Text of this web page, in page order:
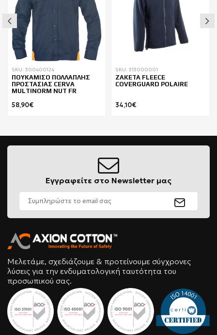
SKU: 300400124
ΠΟΥΚΑΜΙΣΟ ΠΟΛΛΑΠΛΗΣ
ΠΡΟΣΤΑΣΙΑΣ CERVA
MULTINORM NUT FR
58,90€
SKU: 313000001
ΖΑΚΕΤΑ FLEECE
COVERGUARD POLAIRE
34,10€
Εγγραφείτε στο Newsletter μας
Μελετάμε, σχεδιάζουμε & προτείνουμε σύγχρονες
λύσεις για την ενδυματολογική ταυτότητα του
προσωπικού σας.